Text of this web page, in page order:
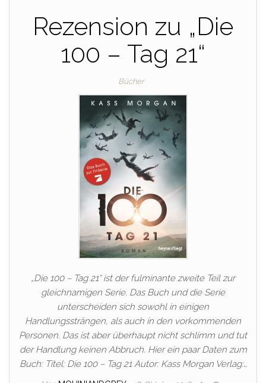
Rezension zu „Die
100 – Tag 21“
Bücher
„Die 100 – Tag 21“ ist der fulminante zweite Teil zur
gleichnamigen Serie. Das Buch und die Serie
unterscheiden sich sowohl in einigen
Handlungssträngen, als auch in den vorkommenden
Personen. Das ist aber überhaupt nicht schlimm und tut
der Handlung keinen Abbruch. Hier ein paar Daten zum
Buch: Titel: Die 100 – Tag 21 Autor: Kass Morgan Verlag:…